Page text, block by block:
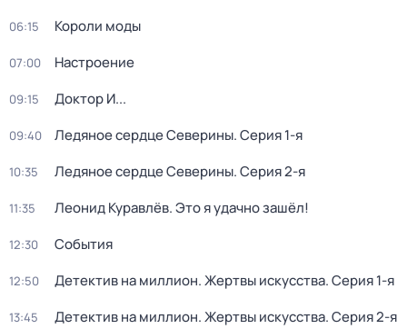
06:15 Короли моды
07:00 Настроение
09:15 Доктор И...
09:40 Ледяное сердце Северины. Серия 1-я
10:35 Ледяное сердце Северины. Серия 2-я
11:35 Леонид Куравлёв. Это я удачно зашёл!
12:30 События
12:50 Детектив на миллион. Жертвы искусства. Серия 1-я
13:45 Детектив на миллион. Жертвы искусства. Серия 2-я